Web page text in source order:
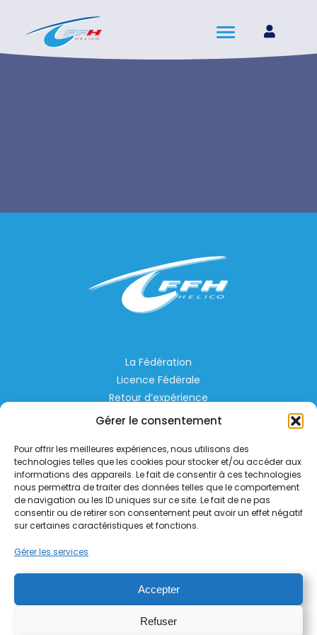
Gérer le consentement
Pour offrir les meilleures expériences, nous utilisons des
technologies telles que les cookies pour stocker et/ou accéder aux
informations des appareils. Le fait de consentir à ces technologies
nous permettra de traiter des données telles que le comportement
de navigation ou les ID uniques sur ce site. Le fait de ne pas
consentir ou de retirer son consentement peut avoir un effet négatif
sur certaines caractéristiques et fonctions.
Gérer les services
Accepter
Refuser
La Fédération
Licence Fédérale
Retour d’expérience
Espace Privé
Liens Utiles
Aérodrome de Lognes Emerainville
77185 LOGNES
contact@helico.org